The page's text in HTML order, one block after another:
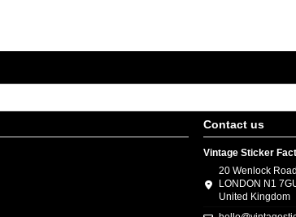
Contact us
Vintage Sticker
20 Wenlock Road
LONDON N1
United Kingdom